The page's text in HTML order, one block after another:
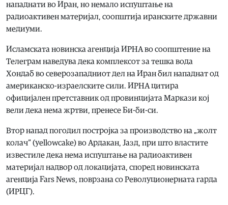
нападнати во Иран, но немало испуштање на
радиоактивен материјал, соопштија иранските државни
медиуми.
Исламската новинска агенција ИРНА во соопштение на
Телеграм наведува дека комплексот за тешка вода
Хондаб во северозападниот дел на Иран бил нападнат од
американско-израелските сили. ИРНА цитира
официјален претставник од провинцијата Маркази кој
вели дека нема жртви, пренесе Би-би-си.
Втор напад погодил постројка за производство на „жолт
колач“ (yellowcake) во Ардакан, Јазд, при што властите
известиле дека нема испуштање на радиоактивен
материјал надвор од локацијата, според новинската
агенција Fars News, поврзана со Револуционерната гарда
(ИРЦГ).